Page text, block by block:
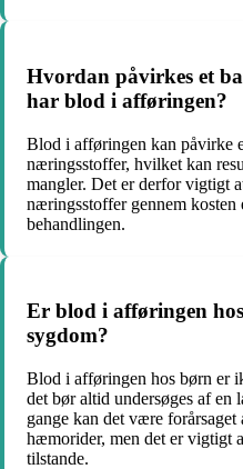
Hvordan påvirkes et
har blod i afføringen?
Blod i afføringen kan påvirke
næringsstoffer, hvilket kan
mangler. Det er derfor vigtigt
næringsstoffer gennem
behandlingen.
Er blod i afføringen
sygdom?
Blod i afføringen hos børn er
det bør altid undersøges af en
gange kan det være forårsaget
hæmorider, men det er vigtigt
tilstande.